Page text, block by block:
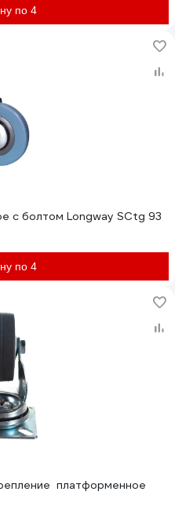
по 4
с болтом Longway SCtg 93
по 4
платформенное